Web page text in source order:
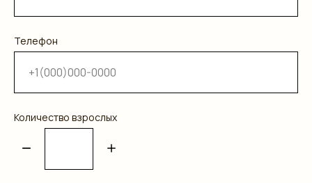
Телефон
Количество взрослых